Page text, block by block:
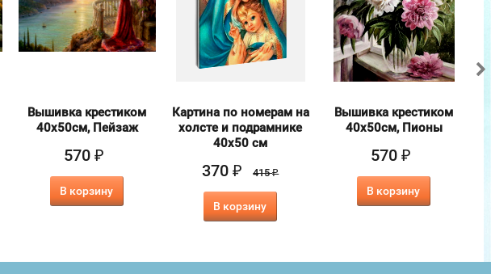
Вышивка крестиком
40х50см, Пейзаж
570 ₽
В корзину
Картина по номерам на
холсте и подрамнике
40х50 см
370₽ 415₽
В корзину
Вышивка крестиком
40х50см, Пионы
570 ₽
В корзину